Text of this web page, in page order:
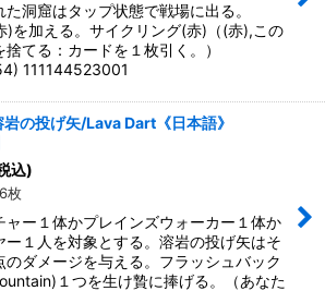
た洞窟はタップ状態で戦場に出る。
)を加える。サイクリング(赤)（(赤),この
捨てる：カードを１枚引く。）
111144523001
の投げ矢/Lava Dart《日本語》
込)
枚
ャー１体かプレインズウォーカー１体か
ー１人を対象とする。溶岩の投げ矢はそ
のダメージを与える。フラッシュバック
１つを生け贄に捧げる。（あなた